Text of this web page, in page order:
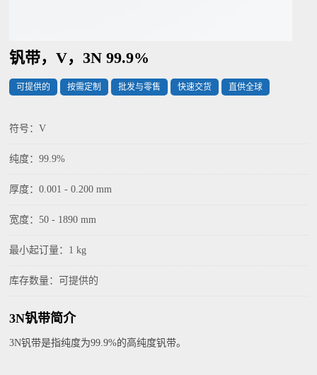
钒带，V，3N 99.9%
可提供的 按需定制 批发与零售 快速交货 直供全球
符号：V
纯度：99.9%
厚度：0.001 - 0.200 mm
宽度：50 - 1890 mm
最小起订量：1 kg
库存数量：可提供的
3N钒带简介
3N钒带是指纯度为99.9%的高纯度钒带。